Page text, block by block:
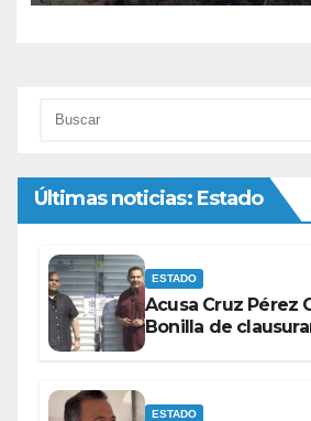
Últimas noticias: Estado
ESTADO
Acusa Cruz Pérez
Bonilla de
ESTADO